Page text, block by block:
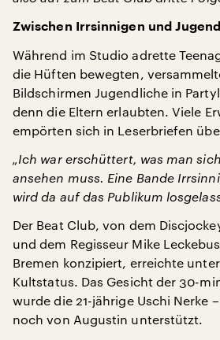
Zwischen Irrsinnigen und
Während im Studio adrette
die Hüften bewegten,
Bildschirmen Jugendliche in
denn die Eltern erlaubten. Viele
empörten sich in Leserbriefen
„Ich war erschüttert, was man
ansehen muss. Eine Bande
wird da auf das Publikum
Der Beat Club, von dem
und dem Regisseur Mike
Bremen konzipiert, erreichte
Kultstatus. Das Gesicht der 30-
wurde die 21-jährige Uschi Nerke
noch von Augustin unterstützt.